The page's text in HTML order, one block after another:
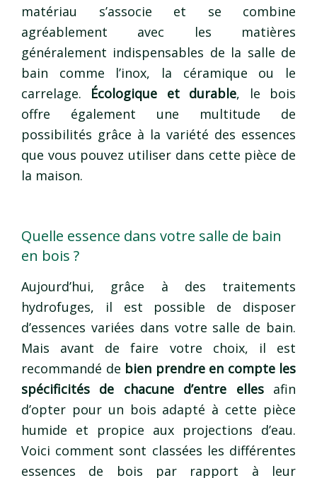
matériau s’associe et se combine
agréablement avec les matières
généralement indispensables de la salle de
bain comme l’inox, la céramique ou le
carrelage. Écologique et durable, le bois
offre également une multitude de
possibilités grâce à la variété des essences
que vous pouvez utiliser dans cette pièce de
la maison.
Quelle essence dans votre salle de bain
en bois ?
Aujourd’hui, grâce à des traitements
hydrofuges, il est possible de disposer
d’essences variées dans votre salle de bain.
Mais avant de faire votre choix, il est
recommandé de bien prendre en compte les
spécificités de chacune d’entre ellesafin
d’opter pour un bois adapté à cette pièce
humide et propice aux projections d’eau.
Voici comment sont classées les différentes
essences de bois par rapport à leur